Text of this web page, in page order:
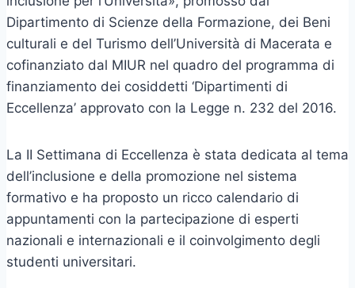
Dipartimento di Scienze della Formazione, dei Beni
culturali e del Turismo dell’Università di Macerata e
cofinanziato dal MIUR nel quadro del programma di
finanziamento dei cosiddetti ‘Dipartimenti di
Eccellenza’ approvato con la Legge n. 232 del 2016.
La II Settimana di Eccellenza è stata dedicata al tema
dell’inclusione e della promozione nel sistema
formativo e ha proposto un ricco calendario di
appuntamenti con la partecipazione di esperti
nazionali e internazionali e il coinvolgimento degli
studenti universitari.